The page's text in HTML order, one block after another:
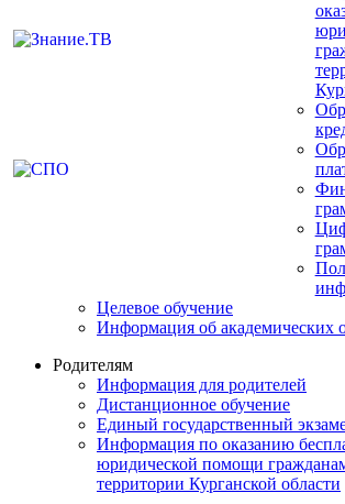
Целевое обучение
Информация об академических
Родителям
Информация для родителей
Дистанционное обучение
Единый государственный
Информация по оказанию
юридической помощи
территории Курганской области